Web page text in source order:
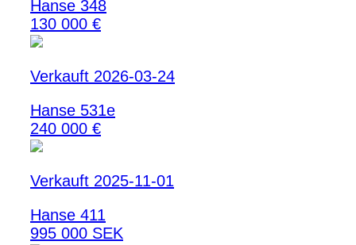
Hanse 348
130 000 €
Verkauft 2026-03-24
Hanse 531e
240 000 €
Verkauft 2025-11-01
Hanse 411
995 000 SEK